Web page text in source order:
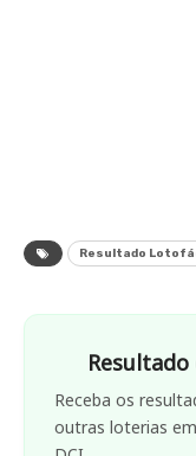
Resultado
Receba os
outras loterias